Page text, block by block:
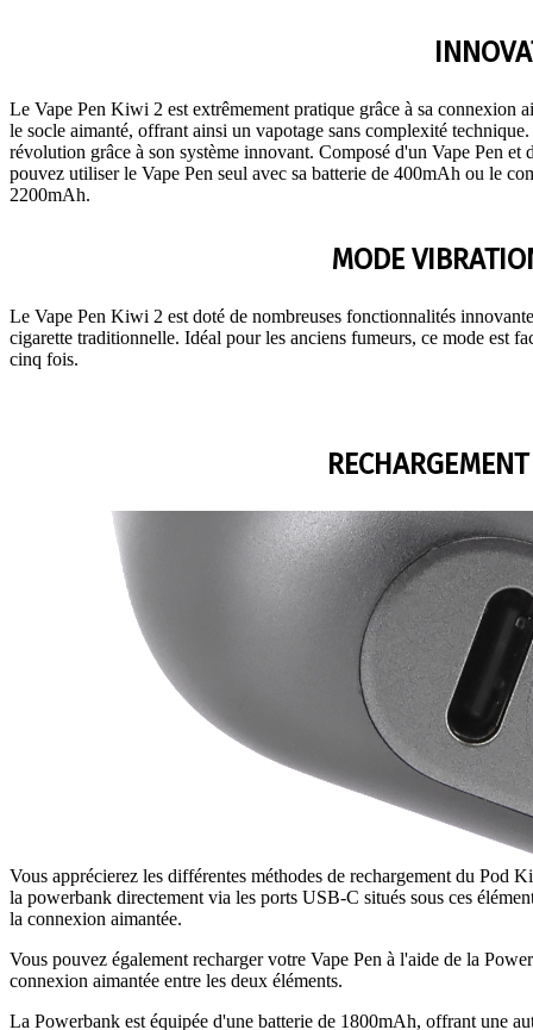
Le Vape Pen Kiwi 2 est extrêmement pratique grâce à sa connexion
le socle aimanté, offrant ainsi un vapotage sans complexité
révolution grâce à son système innovant. Composé d'un Vape Pen
pouvez utiliser le Vape Pen seul avec sa batterie de 400mAh ou le
2200mAh.
MODE
Le Vape Pen Kiwi 2 est doté de nombreuses fonctionnalités
cigarette traditionnelle. Idéal pour les anciens fumeurs, ce mode est
cinq fois.
Vous apprécierez les différentes méthodes de rechargement du Pod
la powerbank directement via les ports USB-C situés sous ces
la connexion aimantée.
Vous pouvez également recharger votre Vape Pen à l'aide de la
connexion aimantée entre les deux éléments.
La Powerbank est équipée d'une batterie de 1800mAh, offrant une